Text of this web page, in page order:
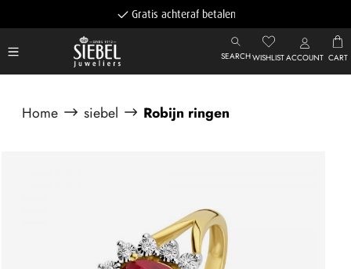
Gratis achteraf betalen
SEARCHWISHLISTACCOUNT CART
Home siebel Robijn ringen